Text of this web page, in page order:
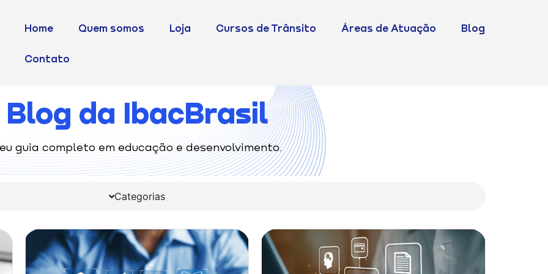
Home Quem somos Loja Cursos de Trânsito Áreas de Atuação Blog
Contato
Blog da IbacBrasil
guia completo em educação e desenvolvimento.
Categorias